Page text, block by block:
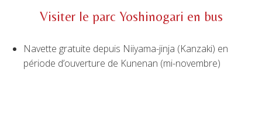
Visiter le parc Yoshinogari en bus
Navette gratuite depuis Niiyama-jinja (Kanzaki) en
période d’ouverture de Kunenan (mi-novembre)